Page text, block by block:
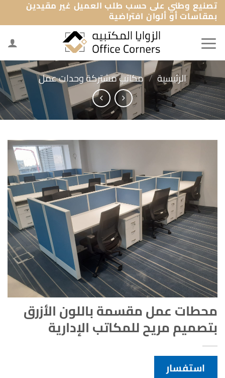
تخطي
للمحتوى
تصنيع وطني على حسب طلب العميل غير مقيدين
بمقاسات أو ألوان افتراضية
الرئيسية / مكاتب مشتركة وحدات عمل
محطات عمل مقسمة باللون الأزرق
بتصميم مريح للمكاتب الإدارية
استفسار